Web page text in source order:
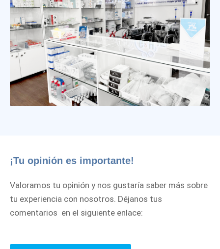
¡Tu opinión es importante!
Valoramos tu opinión y nos gustaría saber más sobre
tu experiencia con nosotros. Déjanos tus
comentarios en el siguiente enlace: